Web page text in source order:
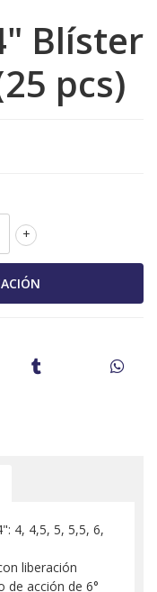
Blíster
pcs)
+
4, 4,5, 5, 5,5, 6,
liberación
de acción de 6°